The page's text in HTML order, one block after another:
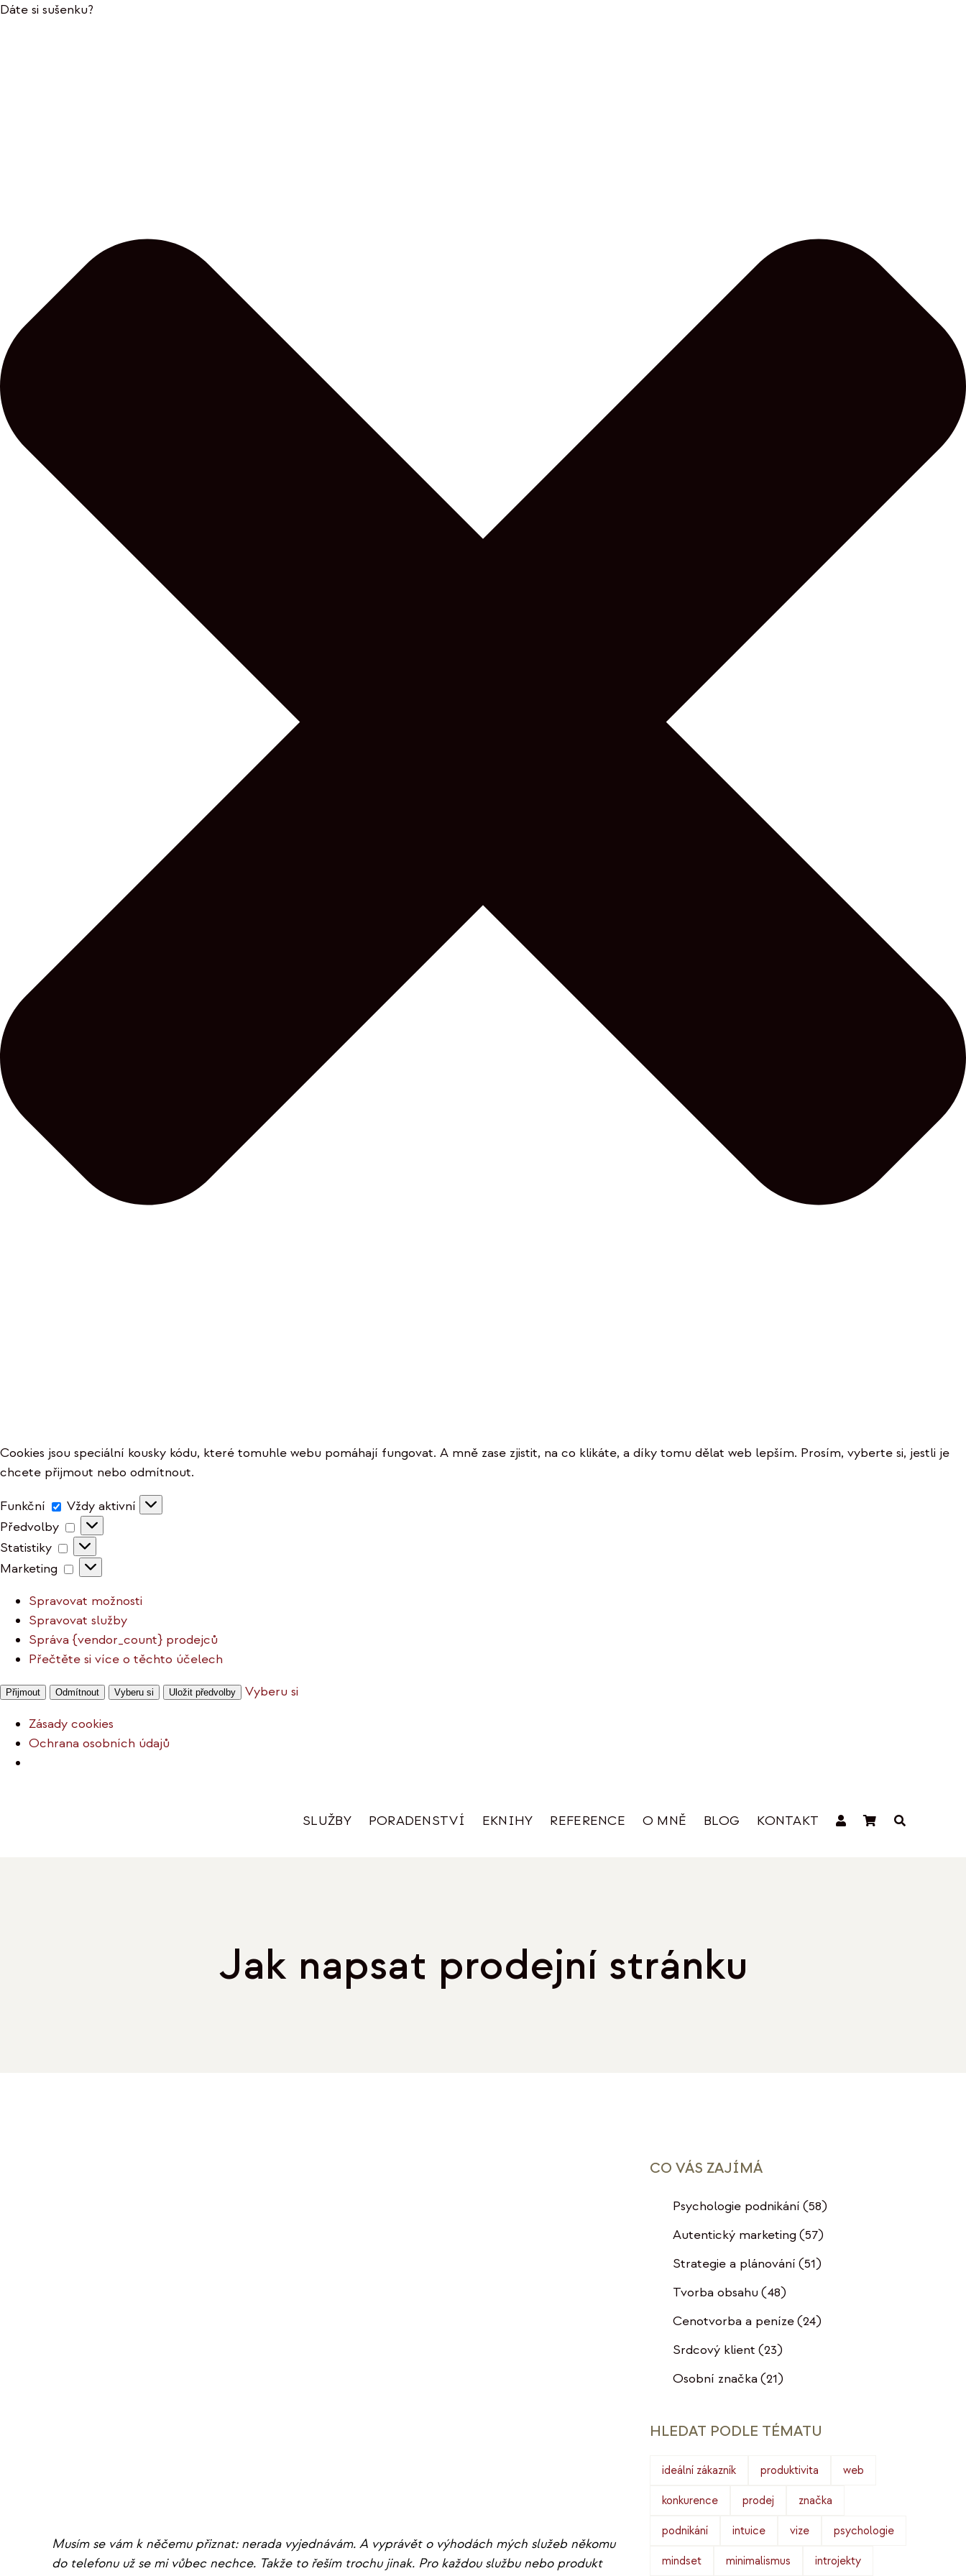
Dáte si sušenku?
Cookies jsou speciální kousky kódu, které tomuhle webu pomáhají fungovat. A mně zase zjistit, na co klikáte, a díky tomu dělat web lepším. Prosím, vyberte si, jestli je
chcete přijmout nebo odmítnout.
Funkční Funkční
Vždy aktivní
Předvolby
Předvolby
Statistiky
Statistiky
Marketing
Marketing
Spravovat možnosti
Spravovat služby
Správa {vendor_count} prodejců
Přečtěte si více o těchto účelech
Přijmout Odmítnout Vyberu si Uložit předvolby
Vyberu si
Zásady cookies
Ochrana osobních údajů
SLUŽBY PORADENSTVÍ EKNIHY REFERENCE O MNĚ BLOG KONTAKT
Jak napsat prodejní stránku
Musím se vám k něčemu přiznat: nerada vyjednávám. A vyprávět o výhodách mých služeb někomu
do telefonu už se mi vůbec nechce. Takže to řeším trochu jinak. Pro každou službu nebo produkt
CO VÁS ZAJÍMÁ
Psychologie podnikání (58)
Autentický marketing (57)
Strategie a plánování (51)
Tvorba obsahu (48)
Cenotvorba a peníze(24)
Srdcový klient (23)
Osobní značka (21)
HLEDAT PODLE TÉMATU
ideální zákazník produktivita web
konkurence prodej značka
podnikání intuice vize psychologie
mindset minimalismus introjekty